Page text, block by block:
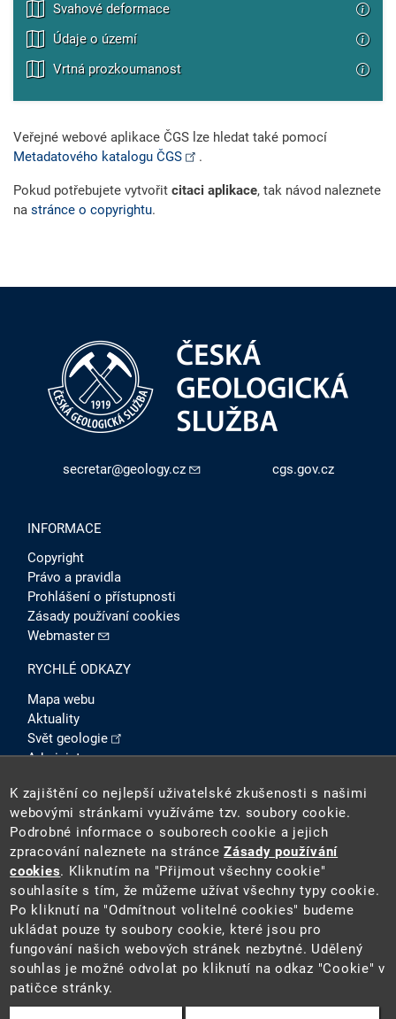
Svahové deformace
Údaje o území
Vrtná prozkoumanost
Veřejné webové aplikace ČGS lze hledat také pomocí
Metadatového katalogu ČGS
.
Pokud potřebujete vytvořit citaci aplikace, tak návod naleznete
na stránce o copyrightu.
secretar@geology.cz cgs.gov.cz
INFORMACE
Copyright
Právo a pravidla
Prohlášení o přístupnosti
Zásady používaní cookies
Webmaster
RYCHLÉ ODKAZY
Mapa webu
Aktuality
Svět geologie
Administrace
SOCIÁLNÍ SÍTĚ
2026 ©Česká geologická služba(ČGS). ČGS je státní
příspěvkovou organizací pověřenou výkonem státní
geologické služby na území ČR.
K zajištění co nejlepší uživatelské zkušenosti s našimi
webovými stránkami využíváme tzv. soubory cookie.
Podrobné informace o souborech cookie a jejich
zpracování naleznete na stránceZásady používání
cookies. Kliknutím na "Přijmout všechny cookie"
souhlasíte s tím, že můžeme užívat všechny typy cookie.
Po kliknutí na "Odmítnout volitelné cookies" budeme
ukládat pouze ty soubory cookie, které jsou pro
fungování našich webových stránek nezbytné. Udělený
souhlas je možné odvolat po kliknutí na odkaz "Cookie" v
patičce stránky.